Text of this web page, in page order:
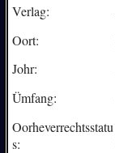
Verlag:
Oort:
Johr:
Ümfang:
Oorheverrechtsstatu
s: